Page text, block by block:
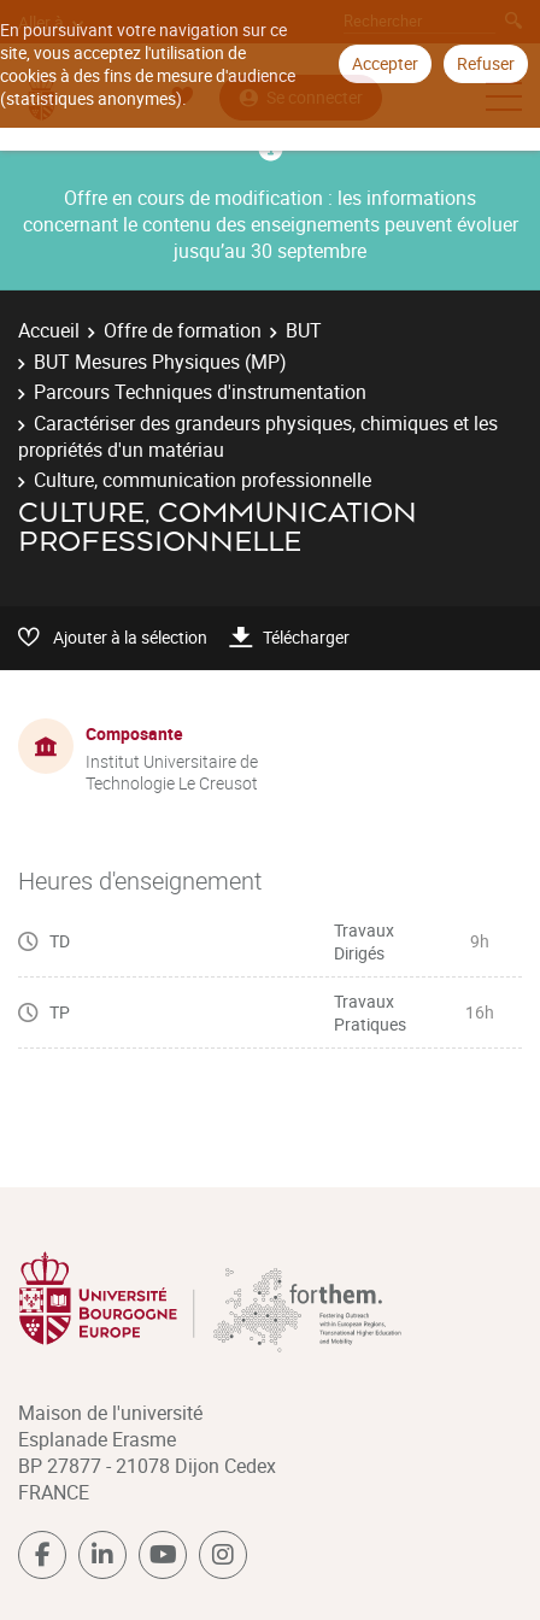
En poursuivant votre navigation sur ce
site, vous acceptez l'utilisation de
cookies à des fins de mesure d'audience
(statistiques anonymes).
Accepter Refuser
Aller à
Se connecter
Offre en cours de modification : les informations
concernant le contenu des enseignements peuvent évoluer
jusqu’au 30 septembre
Accueil Offre de formation
BUT
BUT Mesures Physiques (MP)
Parcours Techniques d'instrumentation
Caractériser des grandeurs physiques, chimiques et les
propriétés d'un matériau
Culture, communication professionnelle
CULTURE, COMMUNICATION
PROFESSIONNELLE
Ajouter à la sélection Télécharger
Composante
Institut Universitaire de
Technologie Le Creusot
Heures d'enseignement
TD
Travaux
Dirigés
9h
TP
Travaux
Pratiques
16h
Maison de l'université
Esplanade Erasme
BP 27877 - 21078 Dijon Cedex
FRANCE